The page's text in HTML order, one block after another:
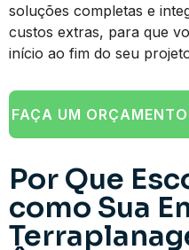
soluções completas e
custos extras, para que
início ao fim do seu
FAÇA UM
Por Que
como Sua